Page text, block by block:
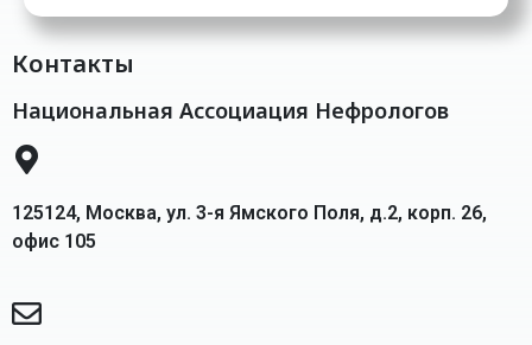
Контакты
Национальная Ассоциация Нефрологов
125124, Москва, ул. 3-я Ямского Поля, д.2, корп. 26,
офис 105